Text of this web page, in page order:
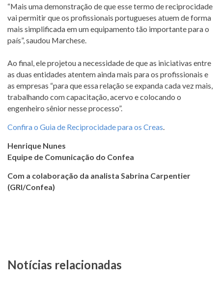
“Mais uma demonstração de que esse termo de reciprocidade
vai permitir que os profissionais portugueses atuem de forma
mais simplificada em um equipamento tão importante para o
país”, saudou Marchese.
Ao final, ele projetou a necessidade de que as iniciativas entre
as duas entidades atentem ainda mais para os profissionais e
as empresas “para que essa relação se expanda cada vez mais,
trabalhando com capacitação, acervo e colocando o
engenheiro sênior nesse processo”.
Confira o Guia de Reciprocidade para os Creas
Henrique Nunes
Equipe de Comunicação do Confea
Com a colaboração da analista Sabrina Carpentier
(GRI/Confea)
Notícias relacionadas